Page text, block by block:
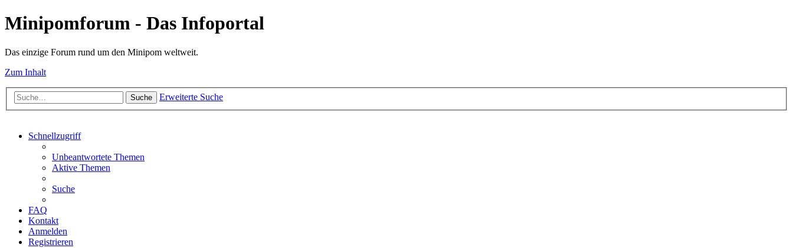
Minipomforum - Das Infoportal
Das einzige Forum rund um den Minipom weltweit.
Zum Inhalt
Suche Erweiterte Suche
Schnellzugriff
Unbeantwortete Themen
Aktive Themen
Suche
FAQ
Kontakt
Anmelden
Registrieren